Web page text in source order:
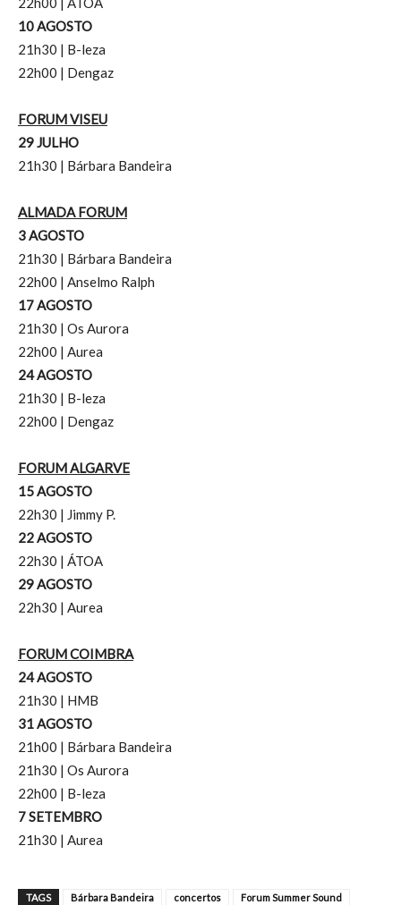
10 AGOSTO
21h30 | B-leza
22h00 | Dengaz
FORUM VISEU
29 JULHO
21h30 | Bárbara Bandeira
ALMADA FORUM
3 AGOSTO
21h30 | Bárbara Bandeira
22h00 | Anselmo Ralph
17 AGOSTO
21h30 | Os Aurora
22h00 | Aurea
24 AGOSTO
21h30 | B-leza
22h00 | Dengaz
FORUM ALGARVE
15 AGOSTO
22h30 | Jimmy P.
22 AGOSTO
22h30 | ÁTOA
29 AGOSTO
22h30 | Aurea
FORUM COIMBRA
24 AGOSTO
21h30 | HMB
31 AGOSTO
21h00 | Bárbara Bandeira
21h30 | Os Aurora
22h00 | B-leza
7 SETEMBRO
21h30 | Aurea
TAGS Bárbara Bandeira concertos
Forum Summer Sound